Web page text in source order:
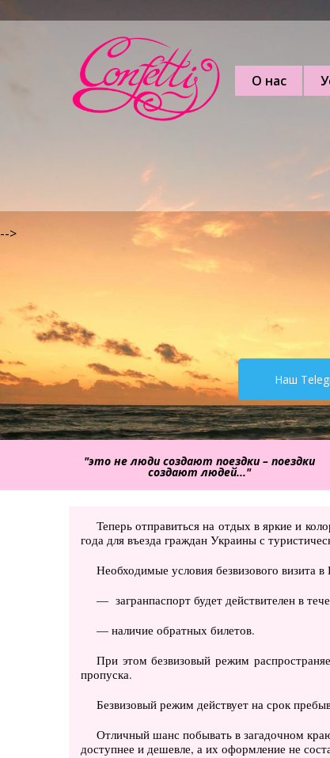
О нас
-->
Наш
"это не люди создают поездки – поездки
создают людей..."
Теперь отправиться на отдых в яркие и
года для въезда граждан Украины с
Необходимые условия безвизового визита
— загранпаспорт будет действителен в
— наличие обратных билетов.
При этом безвизовый режим
пропуска.
Безвизовый режим действует на срок
Отличный шанс побывать в загадочном
доступнее и дешевле, а их оформление не